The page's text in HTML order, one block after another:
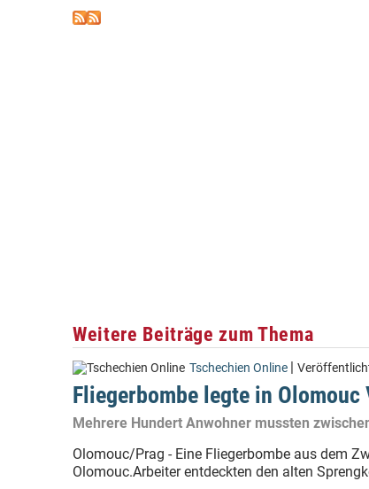
Weitere Beiträge zum Thema
Tschechien Online |
Fliegerbombe legte in Olomouc
Mehrere Hundert Anwohner mussten
Olomouc/Prag - Eine Fliegerbombe aus dem
Olomouc.Arbeiter entdeckten den alten